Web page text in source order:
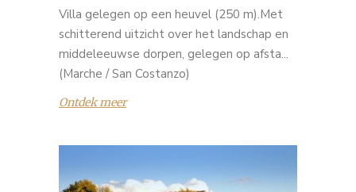
Villa gelegen op een heuvel (250 m).Met
schitterend uitzicht over het landschap en
middeleeuwse dorpen, gelegen op afsta...
(Marche / San Costanzo)
Ontdek meer